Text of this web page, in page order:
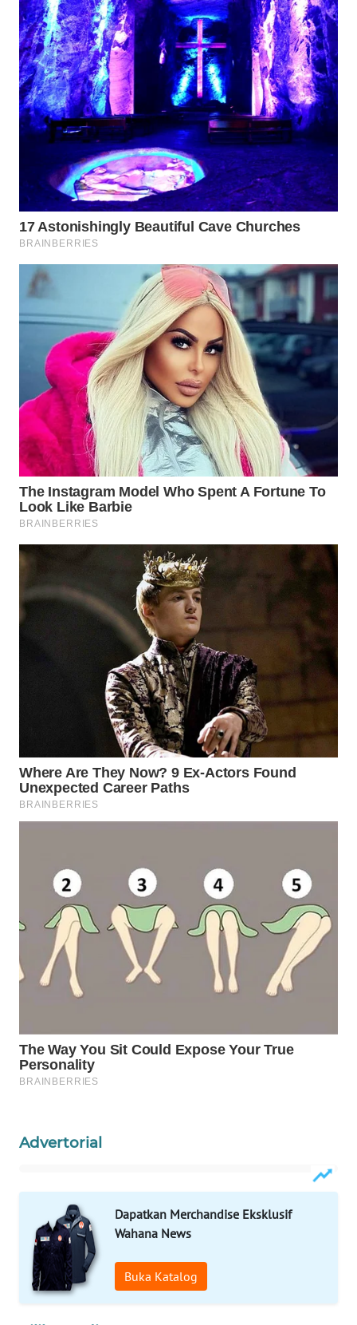
Advertorial
Dapatkan Merchandise Eksklusif
Wahana News
Buka Katalog
BINTAN
WN
MANDALIKA
WN
LIKUPANG
WN
LABUANBAJO
WN
BORNEO
Wahana
Group
WAHANA
NEWS
WAHANA
TANI
WAHANA
ADVOKAT
WAHANA
INFRASTRUKTUR
WAHANA
KONSUMEN
WAHANA
TV
WAHANANEWS
CO ID
WAHANANEWS
NET
WAHANA
UMKM
SELEB
WAHANA
OTOMOTIF
WAHANA